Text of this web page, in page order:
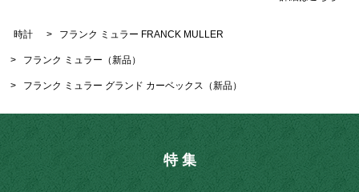
時計 > フランク ミュラー FRANCK MULLER
> フランク ミュラー（新品）
> フランク ミュラー グランド カーベックス（新品）
特 集